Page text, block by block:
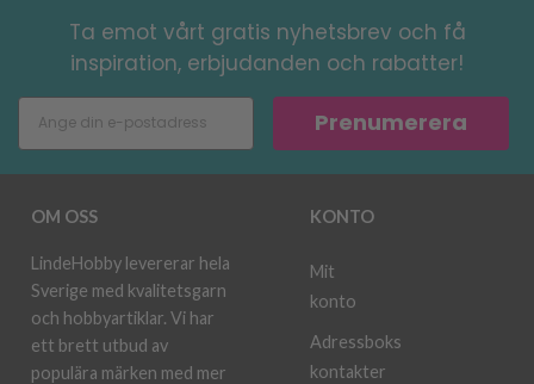
Ta emot vårt gratis nyhetsbrev och få
inspiration, erbjudanden och rabatter!
Prenumerera
OM OSS
LindeHobby levererar hela
Sverige med kvalitetsgarn
och hobbyartiklar. Vi har
ett brett utbud av
populära märken med mer
KONTO
Mit
konto
Adressboks
kontakter